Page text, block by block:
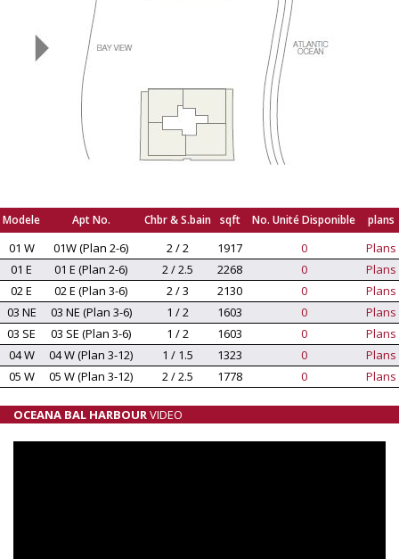
Modele Apt No. Chbr & S.bain sqft No. Unité Disponible plans
01 W 01W (Plan 2-6) 2 / 2 1917 0
Plans
01 E
01 E (Plan 2-6) 2 / 2.5 2268 0
Plans
02 E
02 E (Plan 3-6) 2 / 3 2130 0
Plans
03 NE
03 NE (Plan 3-6) 1 / 2 1603 0
Plans
03 SE
03 SE (Plan 3-6) 1 / 2 1603 0
Plans
04 W
04 W (Plan 3-12) 1 / 1.5 1323 0
Plans
05 W
05 W (Plan 3-12) 2 / 2.5 1778 0 Plans
OCEANA BAL HARBOURVIDEO